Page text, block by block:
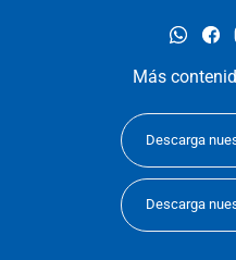
Más
Descarga
Descarga